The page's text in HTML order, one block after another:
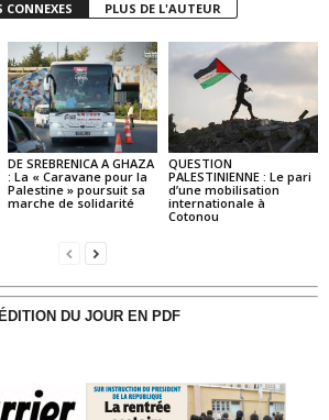
CONNEXES PLUS DE L'AUTEUR
DE SREBRENICA A GHAZA
: La « Caravane pour la
Palestine » poursuit sa
marche de solidarité
QUESTION
PALESTINIENNE : Le pari
d’une mobilisation
internationale à
Cotonou
DU JOUR EN PDF